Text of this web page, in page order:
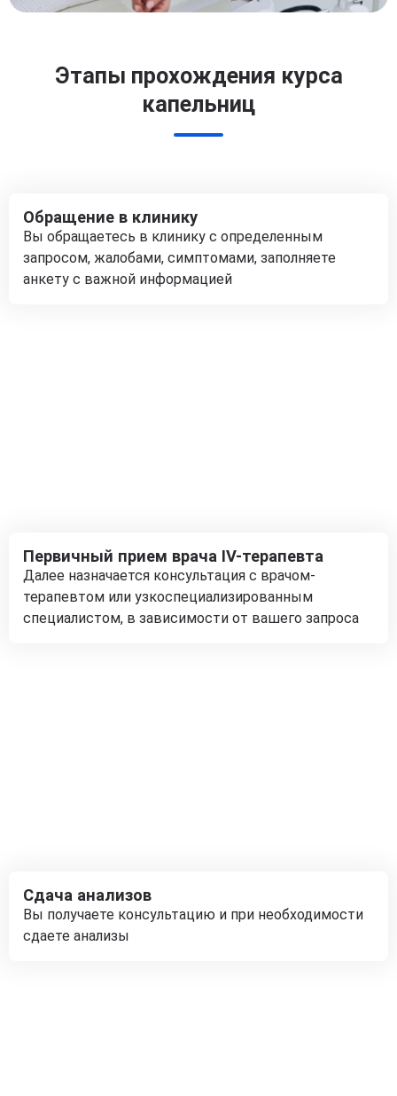
Этапы прохождения курса
капельниц
Обращение в клинику
Вы обращаетесь в клинику с определенным
запросом, жалобами, симптомами, заполняете
анкету с важной информацией
Первичный прием врача IV-терапевта
Далее назначается консультация с врачом-
терапевтом или узкоспециализированным
специалистом, в зависимости от вашего запроса
Сдача анализов
Вы получаете консультацию и при необходимости
сдаете анализы